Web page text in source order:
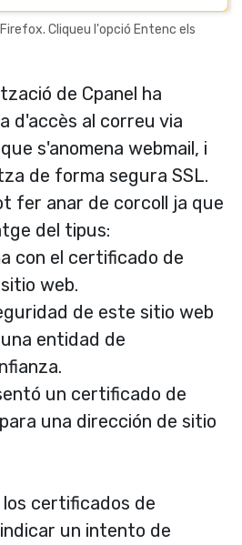
Cliqueu l'opció Entenc els
de Cpanel ha
d'accès al correu via
s'anomena webmail, i
de forma segura SSL.
fer anar de corcoll ja que
del tipus:
con el certificado de
web.
de este sitio web
entidad de
un certificado de
una dirección de sitio
los certificados de
un intento de